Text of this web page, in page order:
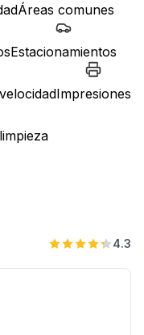
Áreas comunes
Estacionamientos
Impresiones
4.3